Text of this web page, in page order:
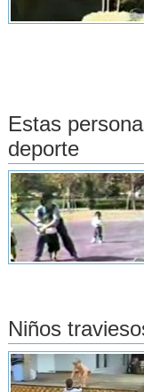
Estas
deporte
Niños